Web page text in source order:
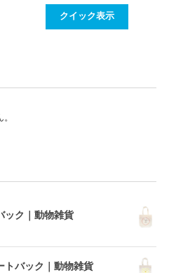
クイック表示
ック｜動物雑貨
トバック｜動物雑貨